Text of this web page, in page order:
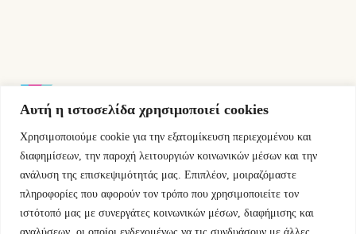
Αυτή η ιστοσελίδα χρησιμοποιεί cookies
Χρησιμοποιούμε cookie για την εξατομίκευση περιεχομένου και
διαφημίσεων, την παροχή λειτουργιών κοινωνικών μέσων και την
ανάλυση της επισκεψιμότητάς μας. Επιπλέον, μοιραζόμαστε
πληροφορίες που αφορούν τον τρόπο που χρησιμοποιείτε τον
ιστότοπό μας με συνεργάτες κοινωνικών μέσων, διαφήμισης και
αναλύσεων, οι οποίοι ενδεχομένως να τις συνδυάσουν με άλλες
Εμμ.Μπενάκη 76 10681 Αθήνα Ελλάδα.
+30.2110084023
info@kyfantabooks.gr